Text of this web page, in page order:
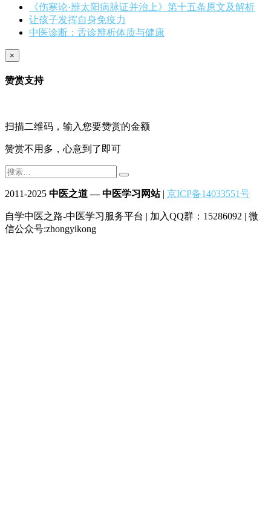
《伤寒论·辨太阳病脉证并治上》第十五条原文及解析
让孩子发挥自身免疫力
中医诊断：舌诊辨析体质与健康
×
赞赏支持
扫描二维码，输入您要赞赏的金额
赞赏不用多，心意到了即可
2011-2025 中医之道 — 中医学习网站| 京ICP备14033551号
自学中医之路-中医学习服务平台 | 加入QQ群：15286092 | 微
信公众号:zhongyikong